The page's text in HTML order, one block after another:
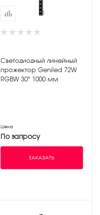
Светодиодный линейный
прожектор Geniled 72W
RGBW 30° 1000 мм
Цена
По запросу
ЗАКАЗАТЬ